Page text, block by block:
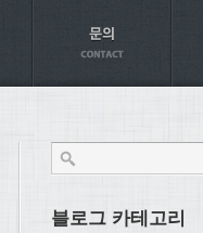
블로그 카테고리